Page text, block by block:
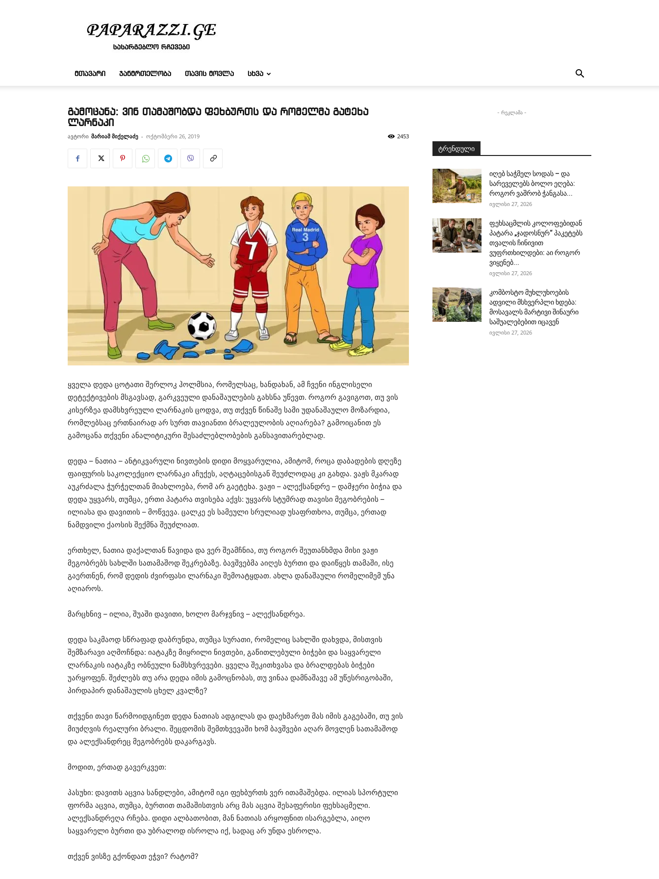
რჩევები
ᲛᲗᲐᲕᲐᲠᲘ ᲯᲐᲜᲛᲠᲗᲔᲚᲝᲑᲐ ᲗᲐᲕᲘᲡ ᲛᲝᲕᲚᲐ ᲡᲮᲕᲐ
გამოცანა: ვინ თამაშობდა ფეხბურთს და რომელმა გატეხა
ლარნაკი
ავტორი მარიამ მიქელაძე - ოქტომბერი 26, 2019 2453
ყველა დედა ცოტათი შერლოკ ჰოლმსია, რომელსაც, ხანდახან, ამ ჩვენი ინგლისელი
დეტექტივების მსგავსად, გარკვეული დანაშაულების გახსნა უწევთ. როგორ გავიგოთ, თუ ვის
კისერზეა დამსხვრეული ლარნაკის ცოდვა, თუ თქვენ წინაშე სამი უდანაშაულო მოზარდია,
რომლებსაც ერთნაირად არ სურთ თავიანთი ბრალეულობის აღიარება? გამოიცანით ეს
გამოცანა თქვენი ანალიტიკური შესაძლებლობების განსავითარებლად.
დედა – ნათია – ანტიკვარული ნივთების დიდი მოყვარულია, ამიტომ, როცა დაბადების დღეზე
ფაიფურის საკოლექციო ლარნაკი აჩუქეს, აღტაცებისგან შეუძლოდაც კი გახდა. ვაჟს მკარად
აუკრძალა ჭურჭელთან მიახლოება, რომ არ გაეტეხა. ვაჟი – ალექსანდრე – დამჯერი ბიჭია და
დედა უყვარს, თუმცა, ერთი პატარა თვისება აქვს: უყვარს სტუმრად თავისი მეგობრების –
ილიასა და დავითის – მოწვევა. ცალკე ეს სამეული სრულიად უსაფრთხოა, თუმცა, ერთად
ნამდვილი ქაოსის შექმნა შეუძლიათ.
ერთხელ, ნათია დაქალთან წავიდა და ვერ შეამჩნია, თუ როგორ შეუთანხმდა მისი ვაჟი
მეგობრებს სახლში სათამაშოდ შეკრებაზე. ბავშვებმა აიღეს ბურთი და დაიწყეს თამაში, ისე
გაერთნენ, რომ დედის ძვირფასი ლარნაკი შემოატყდათ. ახლა დანაშაული რომელიმემ უნა
აღიაროს.
მარცხნივ – ილია, შუაში დავითი, ხოლო მარჯვნივ – ალექსანდრეა.
დედა საკმაოდ სწრაფად დაბრუნდა, თუმცა სურათი, რომელიც სახლში დახვდა, მისთვის
შემზარავი აღმოჩნდა: იატაკზე მიყრილი ნივთები, გაწითლებული ბიჭები და საყვარელი
ლარნაკის იატაკზე ობნეული ნამსხვრევები. ყველა შეკითხვასა და ბრალდებას ბიჭები
უარყოფენ. შეძლებს თუ არა დედა იმის გამოცნობას, თუ ვინაა დამნაშავე ამ უწესრიგობაში,
პირდაპირ დანაშაულის ცხელ კვალზე?
თქვენი თავი წარმოიდგინეთ დედა ნათიას ადგილას და დაეხმარეთ მას იმის გაგებაში, თუ ვის
მიუძღვის რეალური ბრალი. შეცდომის შემთხვევაში ხომ ბავშვები აღარ მოვლენ სათამაშოდ
და ალექსანდრეც მეგობრებს დაკარგავს.
მოდით, ერთად გავერკვეთ:
პასუხი: დავითს აცვია სანდლები, ამიტომ იგი ფეხბურთს ვერ ითამაშებდა. ილიას სპორტული
ფორმა აცვია, თუმცა, ბურთით თამაშისთვის არც მას აცვია შესაფერისი ფეხსაცმელი.
ალექსანდრეღა რჩება. დიდი ალბათობით, მან ნათიას არყოფნით ისარგებლა, აიღო
საყვარელი ბურთი და უბრალოდ ისროლა იქ, სადაც არ უნდა ესროლა.
თქვენ ვისზე გქონდათ ეჭვი? რატომ?
- რეკლამა -
ტრენდული
იღებ საჭმელ სოდას – და
სარეველებს ბოლო ეღება:
როგორ ვაშრობ ჭანგასა...
ივლისი 27, 2026
ფეხსაცმლის კოლოფებიდან
პატარა „ჯადოსნურ“ პაკეტებს
თვალის ჩინივით
ვუფრთხილდები: აი როგორ
ვიყენებ...
ივლისი 27, 2026
კომბოსტო მუხლუხოების
ადვილი მსხვერპლი ხდება:
მოსავალს მარტივი შინაური
საშუალებებით იცავენ
ივლისი 27, 2026